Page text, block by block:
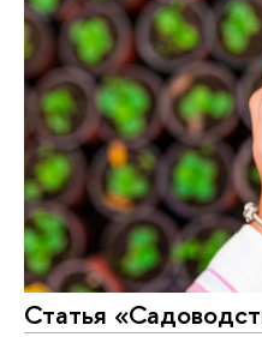
Статья